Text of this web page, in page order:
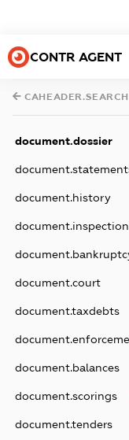
CONTR AGENT
CAHEADER.SEARCH
document.dossier
document.history
document.court
document.taxdebts
document.balances
document.scorings
document.tenders